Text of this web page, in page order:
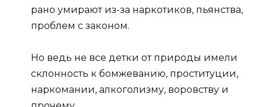
рано умирают из-за наркотиков, пьянства,
проблем с законом.
Но ведь не все детки от природы имели
склонность к бомжеванию, проституции,
наркомании, алкоголизму, воровству и